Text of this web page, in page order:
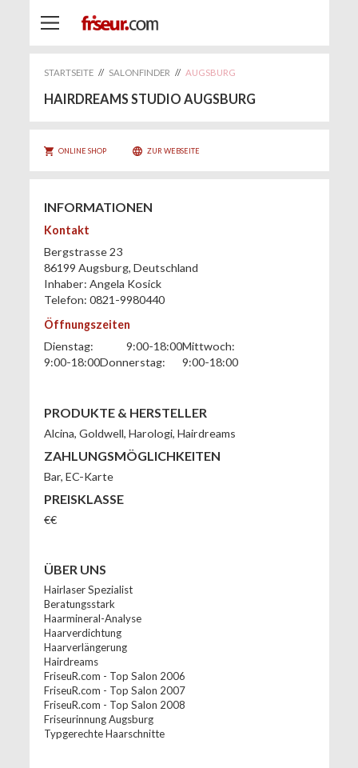
STARTSEITE // SALONFINDER // AUGSBURG
HAIRDREAMS STUDIO AUGSBURG
ONLINE SHOP ZUR WEBSEITE
INFORMATIONEN
Kontakt
Bergstrasse 23
86199 Augsburg, Deutschland
Inhaber: Angela Kosick
Telefon: 0821-9980440
Öffnungszeiten
Dienstag:
9:00-18:00Mittwoch:
9:00-18:00Donnerstag: 9:00-18:00
PRODUKTE & HERSTELLER
Alcina, Goldwell, Harologi, Hairdreams
ZAHLUNGSMÖGLICHKEITEN
Bar, EC-Karte
PREISKLASSE
€€
ÜBER UNS
Hairlaser Spezialist
Beratungsstark
Haarmineral-Analyse
Haarverdichtung
Haarverlängerung
Hairdreams
FriseuR.com - Top Salon 2006
FriseuR.com - Top Salon 2007
FriseuR.com - Top Salon 2008
Friseurinnung Augsburg
Typgerechte Haarschnitte